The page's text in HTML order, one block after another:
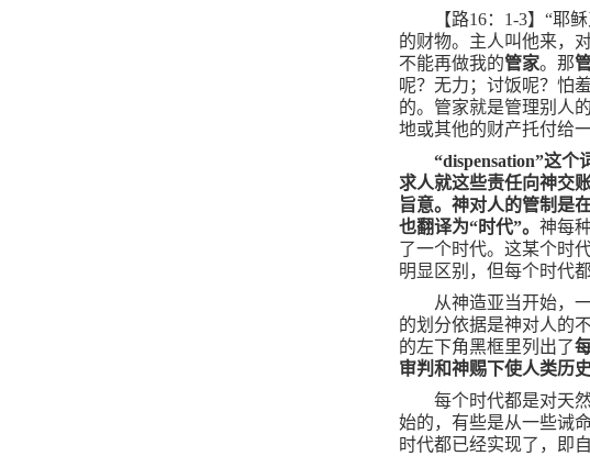
【路16： 1-3】“耶
的财物。主人叫他来，
不能再做我的管家。那
呢？无力；讨饭呢？怕
的。管家就是管理别人
地或其他的财产托付给
“dispensation”这个
求人就这些责任向神交
旨意。神对人的管制是
也翻译为“时代”。 神每
了一个时代。这某个时
明显区别，但每个时代
从神造亚当开始，
的划分依据是神对人的
的左下角黑框里列出了
审判和神赐下使人类历
每个时代都是对天
始的，有些是从一些诫
时代都已经实现了，即